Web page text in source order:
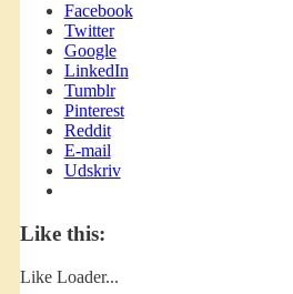
Facebook
Twitter
Google
LinkedIn
Tumblr
Pinterest
Reddit
E-mail
Udskriv
Like this:
Like Loader...